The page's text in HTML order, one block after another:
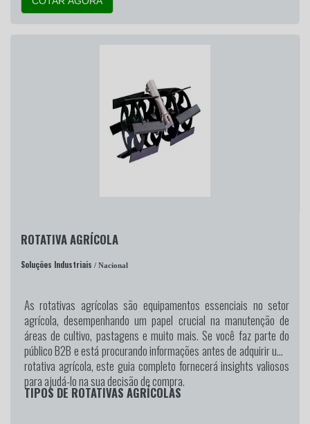
ROTATIVA AGRÍCOLA
Soluções Industriais / Nacional
As rotativas agrícolas são equipamentos essenciais no setor
agrícola, desempenhando um papel crucial na manutenção de
áreas de cultivo, pastagens e muito mais. Se você faz parte do
público B2B e está procurando informações antes de adquirir uma
rotativa agrícola, este guia completo fornecerá insights valiosos
para ajudá-lo na sua decisão de compra.
TIPOS DE ROTATIVAS AGRÍCOLAS